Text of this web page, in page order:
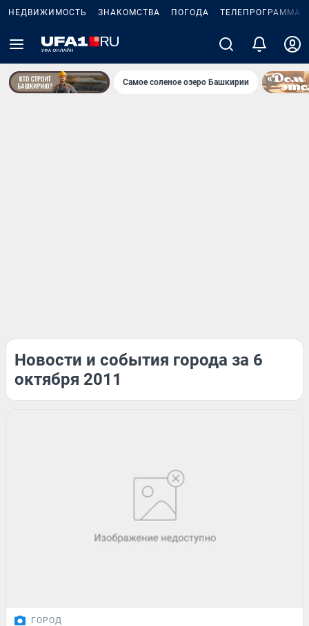
НЕДВИЖИМОСТЬ ЗНАКОМСТВА ПОГОДА ТЕЛЕПРОГРАММА
Самое соленое озеро Башкирии
Новости и события города за 6
октября 2011
ГОРОД